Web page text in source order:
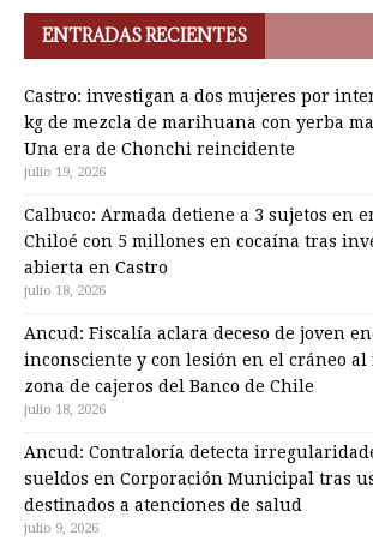
ENTRADAS RECIENTES
Castro: investigan a dos mujeres por
kg de mezcla de marihuana con yerba
Una era de Chonchi reincidente
julio 19, 2026
Calbuco: Armada detiene a 3 sujetos en
Chiloé con 5 millones en cocaína tras
abierta en Castro
julio 18, 2026
Ancud: Fiscalía aclara deceso de joven
inconsciente y con lesión en el cráneo
zona de cajeros del Banco de Chile
julio 18, 2026
Ancud: Contraloría detecta
sueldos en Corporación Municipal tras
destinados a atenciones de salud
julio 9, 2026